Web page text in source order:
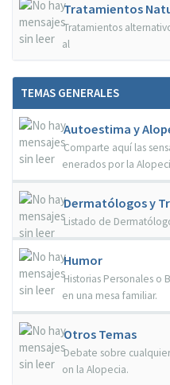
Tratamientos
Tratamientos
al
TEMAS GENERALES
Autoestima y
Comparte aquí las
enerados por la
Dermatólogos y
Listado de
Humor
Historias Personales o
en una mesa familiar.
Otros Temas
Debate sobre
on la Alopecia.